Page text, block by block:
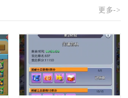
更多->